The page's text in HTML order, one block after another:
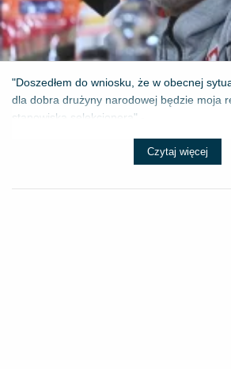
"Doszedłem do wniosku, że w obecnej
dla dobra drużyny narodowej będzie moja
stanowiska selekcjonera" - ...
Czytaj więcej